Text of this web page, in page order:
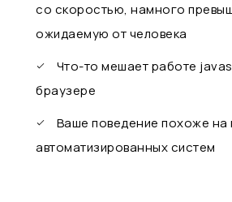
со скоростью, намного
ожидаемую от человека
Что-то мешает работе
браузере
Ваше поведение похоже на
автоматизированных систем